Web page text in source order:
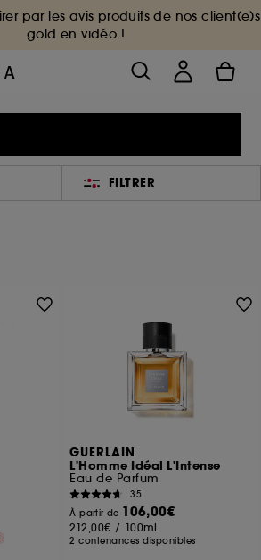
par les avis produits de nos client(e)s
gold en vidéo !
FILTRER
GUERLAIN
L'Homme Idéal L'Intense
Eau de Parfum
35
À partir de 106,00€
212,00€ / 100ml
2 contenances disponibles